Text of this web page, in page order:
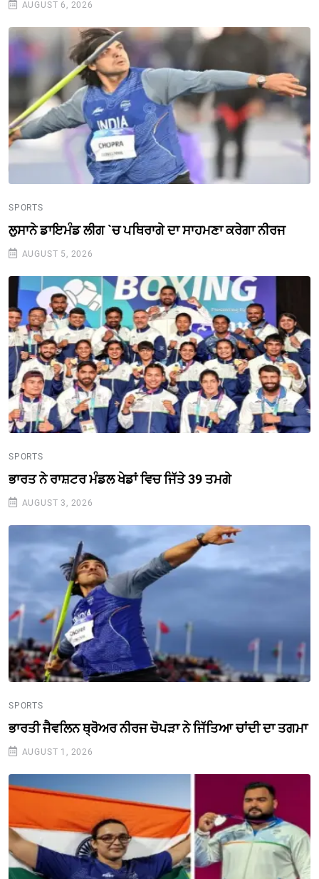
AUGUST 6, 2026
SPORTS
ਲੁਸਾਨੇ ਡਾਇਮੰਡ ਲੀਗ `ਚ ਪਥਿਰਾਗੇ ਦਾ ਸਾਹਮਣਾ ਕਰੇਗਾ ਨੀਰਜ
AUGUST 5, 2026
SPORTS
ਭਾਰਤ ਨੇ ਰਾਸ਼ਟਰ ਮੰਡਲ ਖੇਡਾਂ ਵਿਚ ਜਿੱਤੇ 39 ਤਮਗੇ
AUGUST 3, 2026
SPORTS
ਭਾਰਤੀ ਜੈਵਲਿਨ ਥ੍ਰੋਅਰ ਨੀਰਜ ਚੋਪੜਾ ਨੇ ਜਿੱਤਿਆ ਚਾਂਦੀ ਦਾ ਤਗਮਾ
AUGUST 1, 2026